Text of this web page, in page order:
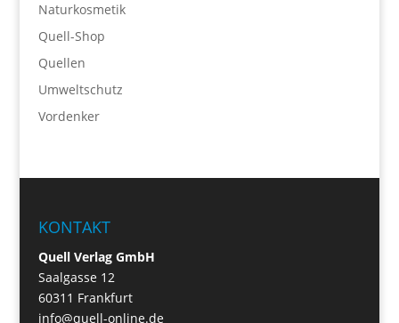
Naturkosmetik
Quell-Shop
Quellen
Umweltschutz
Vordenker
KONTAKT
Quell Verlag GmbH
Saalgasse 12
60311 Frankfurt
info@quell-online.de